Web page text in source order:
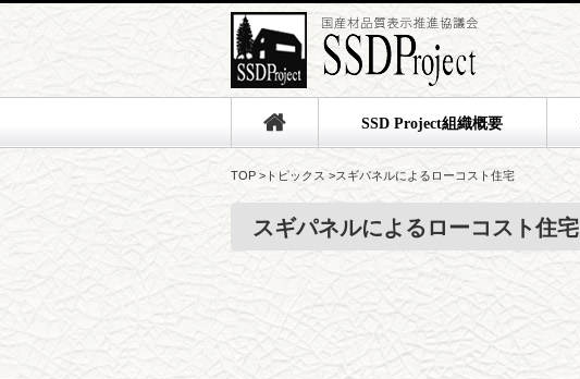
SSD Project組織概要
TOP > トピックス >スギパネルによるローコスト住宅
スギパネルによるローコスト住宅